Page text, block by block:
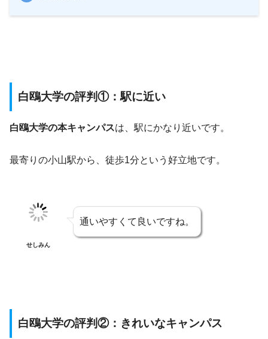
白鴎大学の評判①：駅に近い
白鴎大学の本キャンパスは、駅にかなり近いです。
最寄りの小山駅から、徒歩1分という好立地です。
せしみん
通いやすくて良いですね。
白鴎大学の評判②：きれいなキャンパス